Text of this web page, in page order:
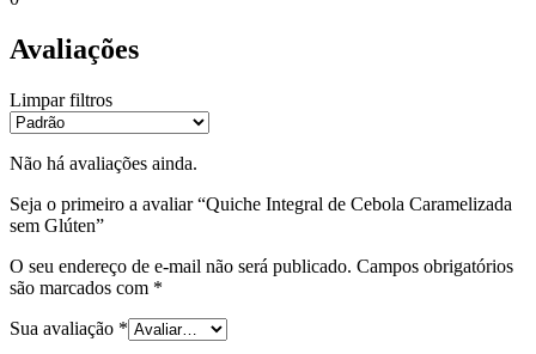
Avaliações
Limpar filtros
Não há avaliações ainda.
Seja o primeiro a avaliar “Quiche Integral de Cebola Caramelizada
sem Glúten”
O seu endereço de e-mail não será publicado. Campos obrigatórios
são marcados com *
Sua avaliação *